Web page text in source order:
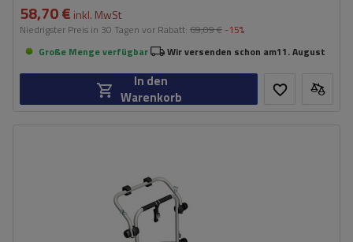
58,70 € inkl. MwSt
Niedrigster Preis in 30 Tagen vor Rabatt: 69,09 € -15%
Große Menge verfügbar
Wir versenden schon am11. August
In den
Warenkorb
45 kg
kompatibel mit Elektrofahrrädern
Aluminiumkonstruktion